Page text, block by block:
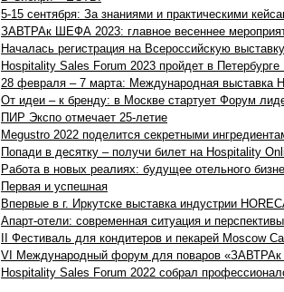
5-15 сентября: За знаниями и практическими
ЗАВТРАк ШЕФА 2023: главное весеннее
Началась регистрация на Всероссийскую
Hospitality Sales Forum 2023 пройдет в
28 февраля – 7 марта: Международная выставка
От идеи – к бренду: в Москве стартует Форум
ПИР Экспо отмечает 25-летие
Megustro 2022 поделится секретными
Попади в десятку – получи билет на Hospitality
Работа в новых реалиях: будущее отельного
Первая и успешная
Впервые в г. Иркутске выставка индустрии
Апарт-отели: современная ситуация и перспективы
II Фестиваль для кондитеров и пекарей Moscow
VI Международный форум для поваров
Hospitality Sales Forum 2022 собрал